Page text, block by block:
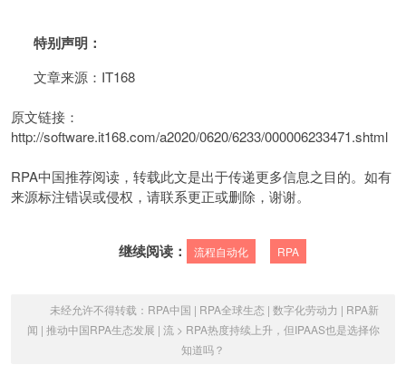
特别声明：
文章来源：IT168
原文链接：
http://software.it168.com/a2020/0620/6233/000006233471.shtml
RPA中国推荐阅读，转载此文是出于传递更多信息之目的。如有
来源标注错误或侵权，请联系更正或删除，谢谢。
继续阅读： 流程自动化 RPA
未经允许不得转载： RPA中国 | RPA全球生态 | 数字化劳动力 | RPA新
闻 | 推动中国RPA生态发展 | 流 > RPA热度持续上升，但IPAAS也是选择你
知道吗？